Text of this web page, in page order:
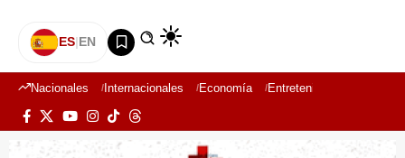
ES|EN
Nacionales Internacionales Economía Entretenimiento